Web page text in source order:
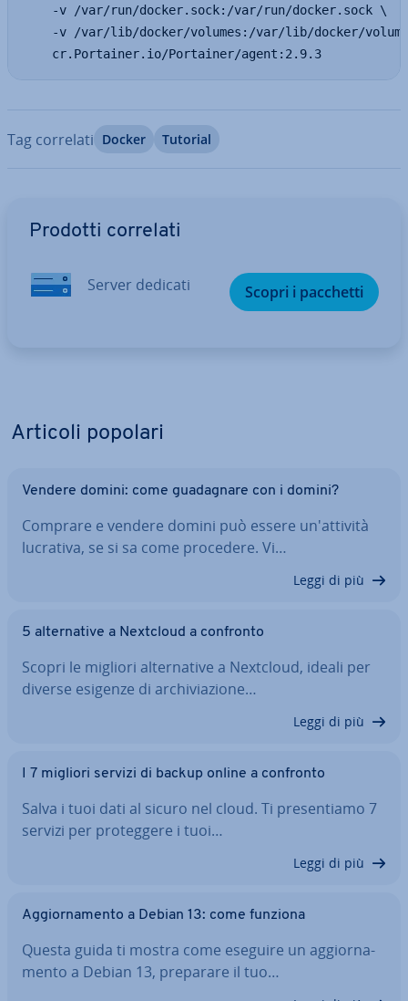
    -v /var/run/docker.sock:/var/run/docker.sock \
-v /var/lib/docker/volumes:/var/lib/docker/
    cr.Portainer.io/Portainer/agent:2.9.3
Tag correlati Docker Tutorial
Prodotti correlati
Server dedicati Scopri i pacchetti
Articoli popolari
Vendere domini: come gua­da­gna­re con i domini?
Comprare e vendere domini può essere un'at­ti­vi­tà
lucrativa, se si sa come procedere. Vi…
Leggi di più
5 al­ter­na­ti­ve a Nextcloud a confronto
Scopri le migliori al­ter­na­ti­ve a Nextcloud, ideali per
diverse esigenze di ar­chi­via­zio­ne…
Leggi di più
I 7 migliori servizi di backup online a confronto
Salva i tuoi dati al sicuro nel cloud. Ti pre­sen­tia­mo 7
servizi per pro­teg­ge­re i tuoi…
Leggi di più
Ag­gior­na­men­to a Debian 13: come funziona
Questa guida ti mostra come eseguire un ag­gior­na­
men­to a Debian 13, preparare il tuo…